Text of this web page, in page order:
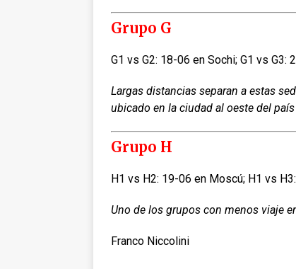
Grupo G
G1 vs G2: 18-06 en Sochi; G1 vs
Largas distancias separan a estas
ubicado en la ciudad al oeste del
Grupo H
H1 vs H2: 19-06 en Moscú; H1 vs
Uno de los grupos con menos viaje
Franco Niccolini